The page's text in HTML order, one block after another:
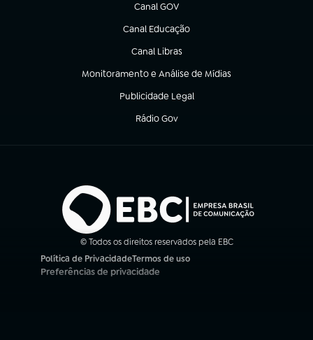
Canal GOV
(abre em nova aba)
Canal Educação
(abre em nova aba)
Canal Libras
(abre em nova aba)
Monitoramento e Análise de Mídias
(abre em nova aba)
Publicidade Legal
(abre em nova aba)
Rádio Gov
(abre em nova aba)
© Todos os direitos reservados pela EBC
Política de Privacidade
(abre em nova aba)
Termos de uso
(abre em nova aba)
Preferências de privacidade